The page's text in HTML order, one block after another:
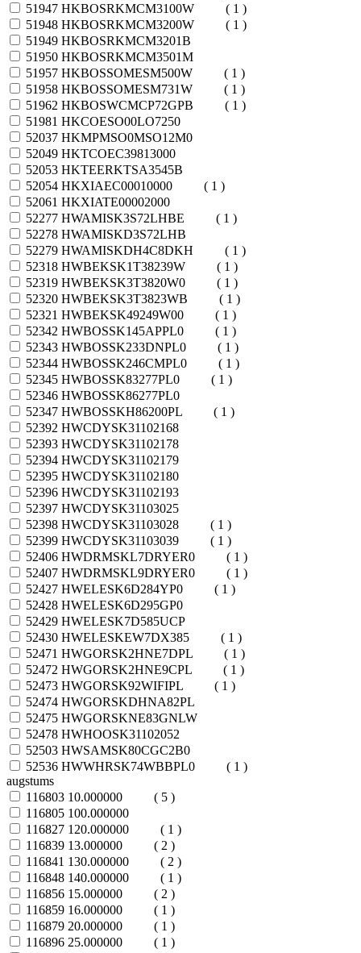
51947 HKBOSRKMCM3100W
( 1 )
51948 HKBOSRKMCM3200W
( 1 )
51949 HKBOSRKMCM3201B
51950 HKBOSRKMCM3501M
51957 HKBOSSOMESM500W
( 1 )
51958 HKBOSSOMESM731W
( 1 )
51962 HKBOSWCMCP72GPB
( 1 )
51981 HKCOESO00LO7250
52037 HKMPMSO0MSO12M0
52049 HKTCOEC39813000
52053 HKTEERKTSA3545B
52054 HKXIAEC00010000
( 1 )
52061 HKXIATE00002000
52277 HWAMISK3S72LHBE
( 1 )
52278 HWAMISKD3S72LHB
52279 HWAMISKDH4C8DKH
( 1 )
52318 HWBEKSK1T38239W
( 1 )
52319 HWBEKSK3T3820W0
( 1 )
52320 HWBEKSK3T3823WB
( 1 )
52321 HWBEKSK49249W00
( 1 )
52342 HWBOSSK145APPL0
( 1 )
52343 HWBOSSK233DNPL0
( 1 )
52344 HWBOSSK246CMPL0
( 1 )
52345 HWBOSSK83277PL0
( 1 )
52346 HWBOSSK86277PL0
52347 HWBOSSKH86200PL
( 1 )
52392 HWCDYSK31102168
52393 HWCDYSK31102178
52394 HWCDYSK31102179
52395 HWCDYSK31102180
52396 HWCDYSK31102193
52397 HWCDYSK31103025
52398 HWCDYSK31103028
( 1 )
52399 HWCDYSK31103039
( 1 )
52406 HWDRMSKL7DRYER0
( 1 )
52407 HWDRMSKL9DRYER0
( 1 )
52427 HWELESK6D284YP0
( 1 )
52428 HWELESK6D295GP0
52429 HWELESK7D585UCP
52430 HWELESKEW7DX385
( 1 )
52471 HWGORSK2HNE7DPL
( 1 )
52472 HWGORSK2HNE9CPL
( 1 )
52473 HWGORSK92WIFIPL
( 1 )
52474 HWGORSKDHNA82PL
52475 HWGORSKNE83GNLW
52478 HWHOOSK31102052
52503 HWSAMSK80CGC2B0
52536 HWWHRSK74WBBPL0
( 1 )
augstums
116803 10.000000
( 5 )
116805 100.000000
116827 120.000000
( 1 )
116839 13.000000
( 2 )
116841 130.000000
( 2 )
116848 140.000000
( 1 )
116856 15.000000
( 2 )
116859 16.000000
( 1 )
116879 20.000000
( 1 )
116896 25.000000
( 1 )